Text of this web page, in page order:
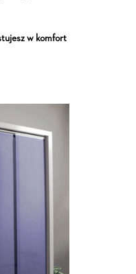
w komfort